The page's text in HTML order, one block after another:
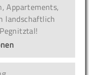
Appartements,
landschaftlich